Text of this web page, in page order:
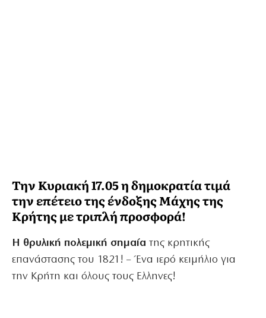
Την Κυριακή 17.05 η δημοκρατίατιμά
την επέτειο της ένδοξης Μάχης της
Κρήτης με τριπλή προσφορά!
Η θρυλική πολεμική σημαία της κρητικής
επανάστασης του 1821! –Ένα ιερό κειμήλιο για
την Κρήτη και όλους τους Ελληνες!